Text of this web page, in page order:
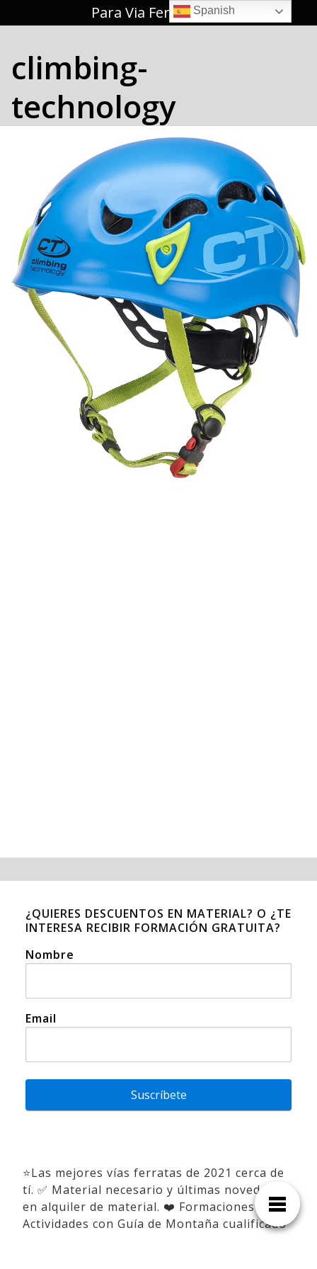
al
Para Via Ferrata 🥇
climbing-
technology
¿QUIERES DESCUENTOS EN MATERIAL? O ¿TE
INTERESA RECIBIR FORMACIÓN GRATUITA?
Nombre
Email
Suscríbete
⭐Las mejores vías ferratas de 2021 cerca de
tí. ✅ Material necesario y últimas novedades
en alquiler de material. ❤️ Formaciones y
Actividades con Guía de Montaña cualificado
Spanish